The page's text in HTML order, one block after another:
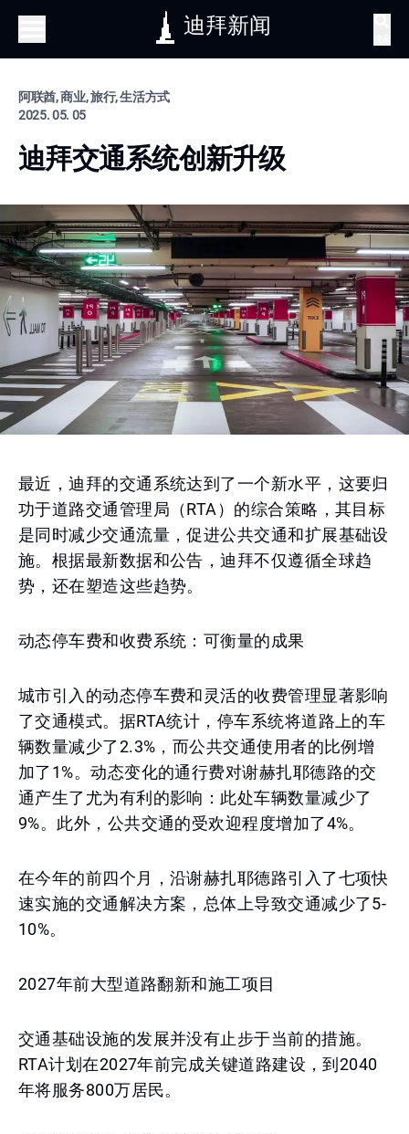
迪拜新闻
阿联酋, 商业, 旅行, 生活方式
2025. 05. 05
迪拜交通系统创新升级
最近，迪拜的交通系统达到了一个新水平，这要归
功于道路交通管理局（RTA）的综合策略，其目标
是同时减少交通流量，促进公共交通和扩展基础设
施。根据最新数据和公告，迪拜不仅遵循全球趋
势，还在塑造这些趋势。
动态停车费和收费系统：可衡量的成果
城市引入的动态停车费和灵活的收费管理显著影响
了交通模式。据RTA统计，停车系统将道路上的车
辆数量减少了2.3%，而公共交通使用者的比例增
加了1%。动态变化的通行费对谢赫扎耶德路的交
通产生了尤为有利的影响：此处车辆数量减少了
9%。此外，公共交通的受欢迎程度增加了4%。
在今年的前四个月，沿谢赫扎耶德路引入了七项快
速实施的交通解决方案，总体上导致交通减少了5-
10%。
2027年前大型道路翻新和施工项目
交通基础设施的发展并没有止步于当前的措施。
RTA计划在2027年前完成关键道路建设，到2040
年将服务800万居民。